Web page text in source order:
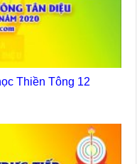
Thiền Tông 12